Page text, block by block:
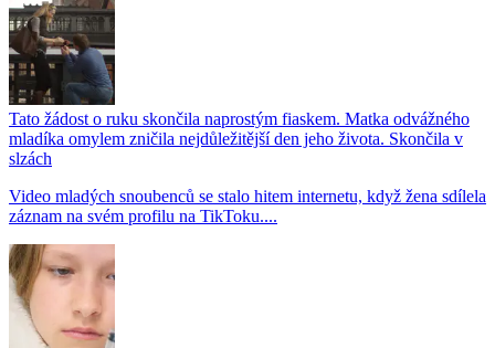
Tato žádost o ruku skončila naprostým fiaskem. Matka odvážného
mladíka omylem zničila nejdůležitější den jeho života. Skončila v
slzách
Video mladých snoubenců se stalo hitem internetu, když žena sdílela
záznam na svém profilu na TikToku....